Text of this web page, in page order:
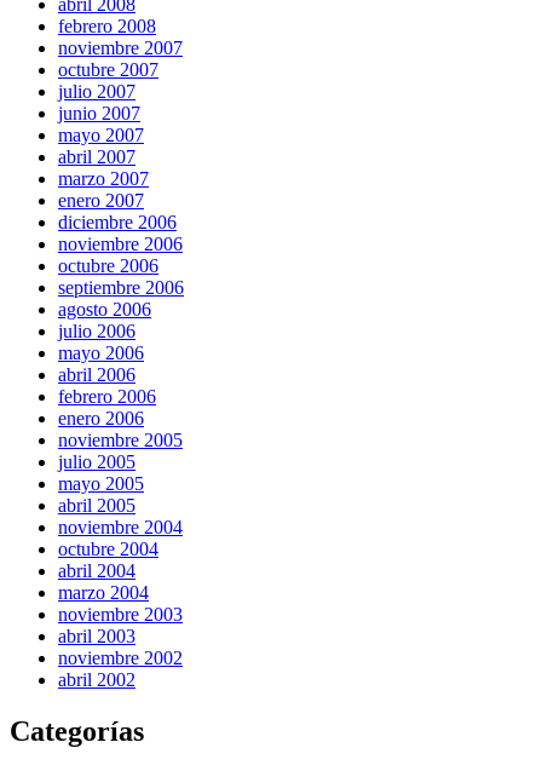
abril 2008
febrero 2008
noviembre 2007
octubre 2007
julio 2007
junio 2007
mayo 2007
abril 2007
marzo 2007
enero 2007
diciembre 2006
noviembre 2006
octubre 2006
septiembre 2006
agosto 2006
julio 2006
mayo 2006
abril 2006
febrero 2006
enero 2006
noviembre 2005
julio 2005
mayo 2005
abril 2005
noviembre 2004
octubre 2004
abril 2004
marzo 2004
noviembre 2003
abril 2003
noviembre 2002
abril 2002
Categorías